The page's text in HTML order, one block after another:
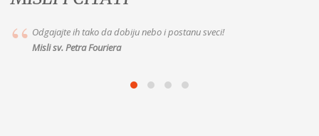
Marija je vaša dobra Majka, idite k Njoj s pouzdanjem. Jer ako joj želite
vjerno služiti, ispunit će vam to što